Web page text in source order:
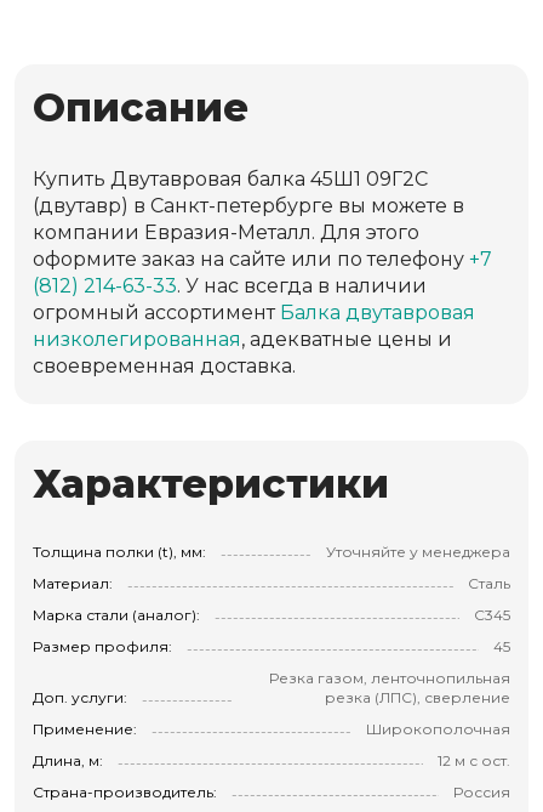
Описание
Купить Двутавровая балка 45Ш1 09Г2С
(двутавр) в Санкт-петербурге вы можете в
компании Евразия-Металл. Для этого
оформите заказ на сайте или по телефону +7
(812) 214-63-33. У нас всегда в наличии
огромный ассортимент Балка двутавровая
низколегированная, адекватные цены и
своевременная доставка.
Характеристики
Толщина полки (t), мм:
Уточняйте у менеджера
Материал:
Сталь
Марка стали (аналог):
С345
Размер профиля:
45
Доп. услуги:
Резка газом, ленточнопильная
резка (ЛПС), сверление
Применение:
Широкополочная
Длина, м:
12 м с ост.
Страна-производитель:
Россия